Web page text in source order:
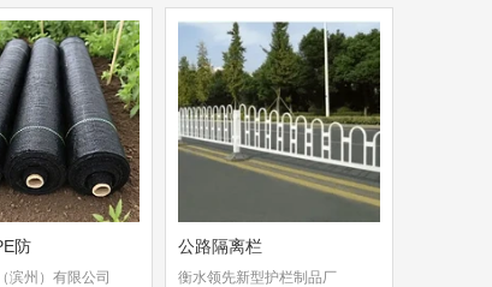
防
滨州）有限公司
公路隔离栏
衡水领先新型护栏制品厂